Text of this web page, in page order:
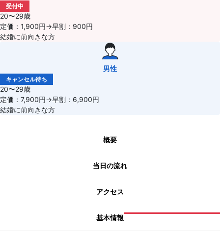
受付中
20〜29歳
定価：1,900円→早割：900円
結婚に前向きな方
男性
キャンセル待ち
20〜29歳
定価：7,900円→早割：6,900円
結婚に前向きな方
概要
当日の流れ
アクセス
基本情報